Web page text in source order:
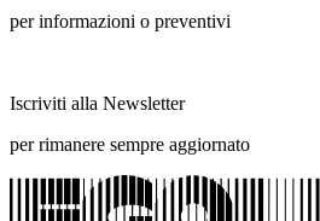
per informazioni o preventivi
Iscriviti alla Newsletter
per rimanere sempre aggiornato